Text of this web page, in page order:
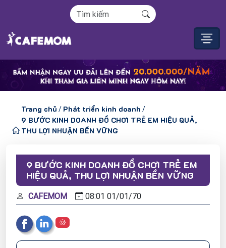
Trang chủ / Phát triển kinh doanh /
9 BƯỚC KINH DOANH ĐỒ CHƠI TRẺ EM HIỆU QUẢ,
THU LỢI NHUẬN BỀN VỮNG
9 BƯỚC KINH DOANH ĐỒ CHƠI TRẺ EM
HIỆU QUẢ, THU LỢI NHUẬN BỀN VỮNG
CAFEMOM 08:01 01/01/70